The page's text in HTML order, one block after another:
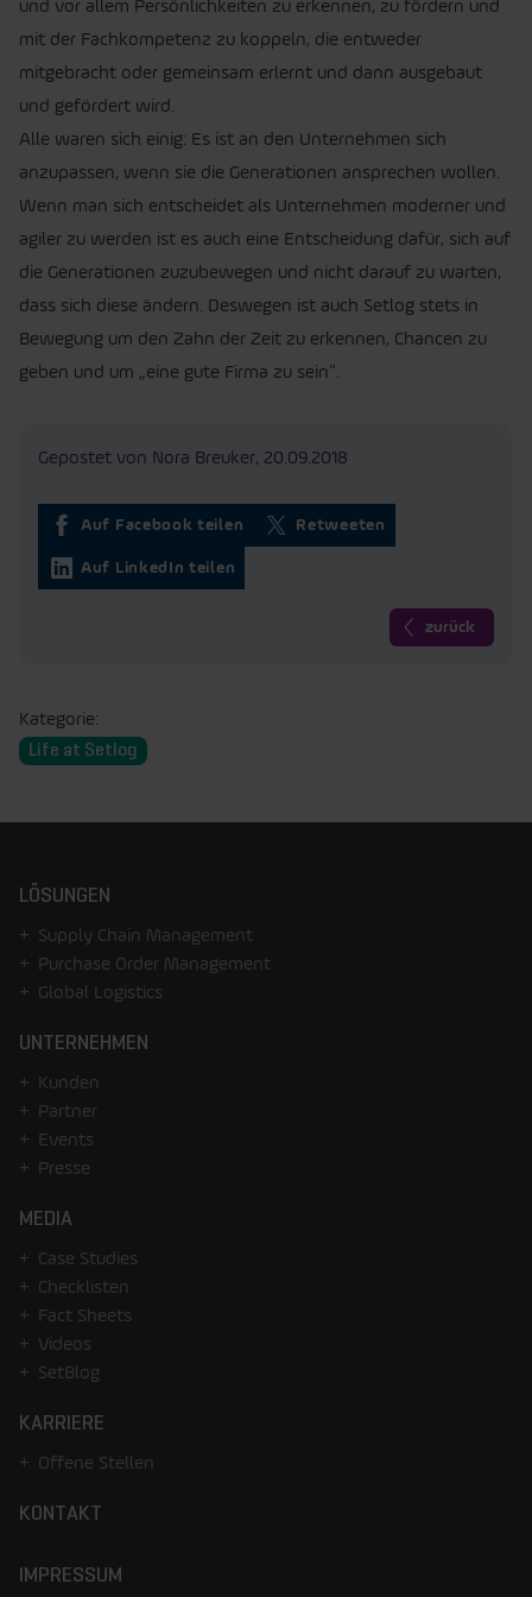
und vor allem Persönlichkeiten zu erkennen, zu fördern und
mit der Fachkompetenz zu koppeln, die entweder
mitgebracht oder gemeinsam erlernt und dann ausgebaut
und gefördert wird.
Alle waren sich einig: Es ist an den Unternehmen sich
anzupassen, wenn sie die Generationen ansprechen wollen.
Wenn man sich entscheidet als Unternehmen moderner und
agiler zu werden ist es auch eine Entscheidung dafür, sich auf
die Generationen zuzubewegen und nicht darauf zu warten,
dass sich diese ändern. Deswegen ist auch Setlog stets in
Bewegung um den Zahn der Zeit zu erkennen, Chancen zu
geben und um „eine gute Firma zu sein“.
Gepostet von Nora Breuker, 20.09.2018
Auf Facebook teilen Retweeten
Auf LinkedIn teilen
zurück
Kategorie:
Life at Setlog
LÖSUNGEN
Supply Chain Management
Purchase Order Management
Global Logistics
UNTERNEHMEN
Kunden
Partner
Events
Presse
MEDIA
Case Studies
Checklisten
Fact Sheets
Videos
SetBlog
KARRIERE
Offene Stellen
KONTAKT
IMPRESSUM